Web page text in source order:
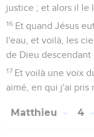
justice ; et alors il le
16 Et quand Jésus
l'eau, et voilà, les
de Dieu descendant
17 Et voilà une voix
aimé, en qui j'ai pris
Matthieu 4